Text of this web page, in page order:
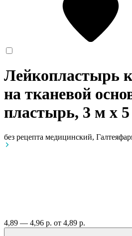
Лейкопластырь
на тканевой
пластырь, 3 м х
без рецепта медицинский,
4,89 — 4,96 р. от 4,89 р.